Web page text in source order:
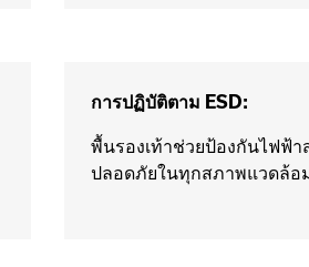
การปฏิบัติตาม ESD:
พื้นรองเท้าช่วยป้องกันไฟฟ้
ปลอดภัยในทุกสภาพแวดล้อ